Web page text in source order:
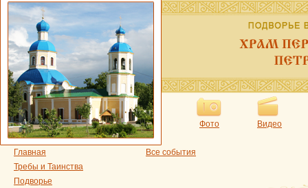
Фото Видео
Главная
Требы и Таинства
Подворье
Все события